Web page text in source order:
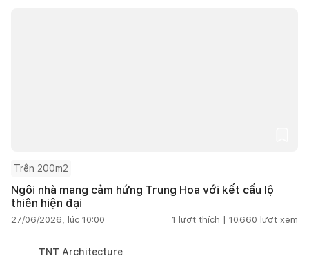
Trên 200m2
Ngôi nhà mang cảm hứng Trung Hoa với kết cấu lộ
thiên hiện đại
27/06/2026, lúc 10:00 1 lượt thích | 10.660 lượt xem
TNT Architecture